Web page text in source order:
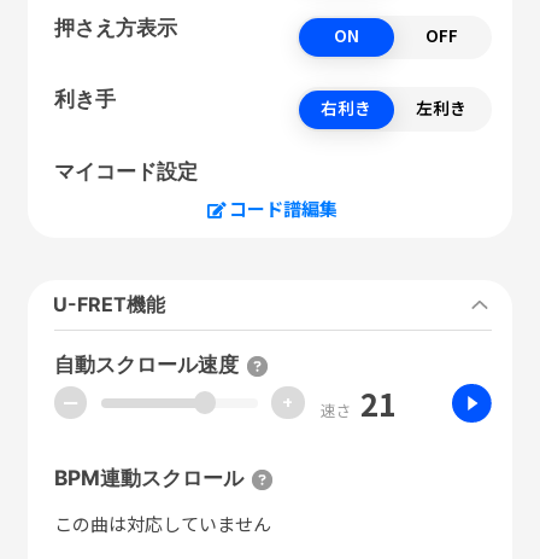
押さえ方表示 ON OFF
利き手 右利き 左利き
マイコード設定
コード譜編集
U-FRET機能
自動スクロール速度
ー + 速さ 21
BPM連動スクロール
この曲は対応していません